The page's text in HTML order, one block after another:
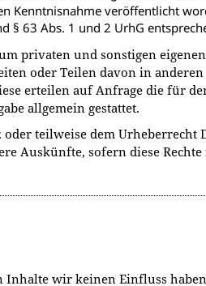
Kenntnisnahme veröffentlicht
§ 63 Abs. 1 und 2 UrhG
privaten und sonstigen
oder Teilen davon in
erteilen auf Anfrage die für
allgemein gestattet.
teilweise dem
Auskünfte, sofern diese
wir keinen Einfluss